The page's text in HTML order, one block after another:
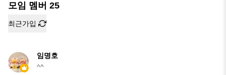
모임 멤버 25
최근가입
임명호
^^